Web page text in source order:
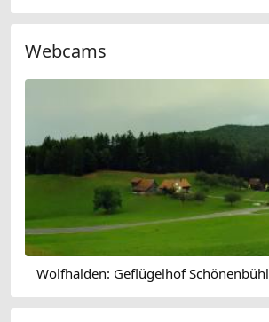
Webcams
Wolfhalden: Geflügelhof Schönenbühl